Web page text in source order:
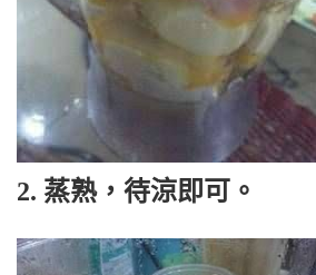
2. 蒸熟，待涼即可。